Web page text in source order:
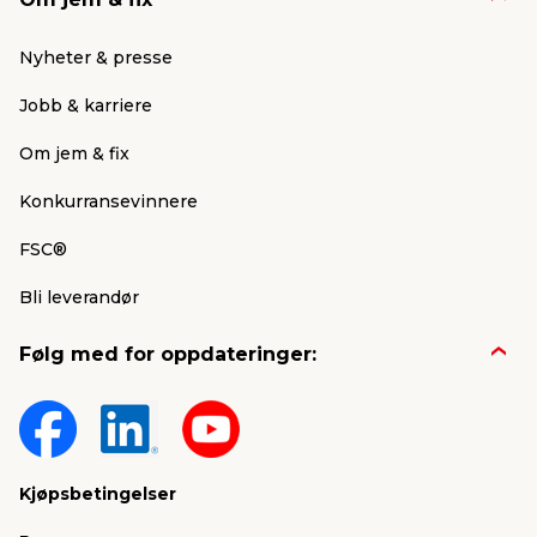
Nyheter & presse
Jobb & karriere
Om jem & fix
Konkurransevinnere
FSC®
Bli leverandør
Følg med for oppdateringer:
Kjøpsbetingelser